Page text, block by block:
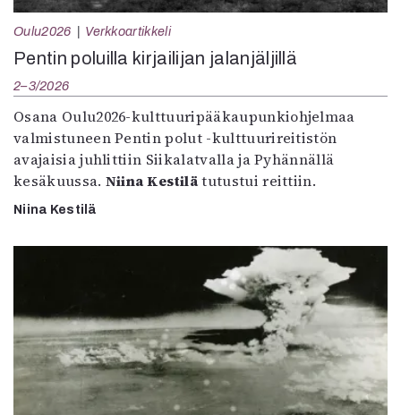
Oulu2026 Verkkoartikkeli
Pentin poluilla kirjailijan jalanjäljillä
2–3/2026
Osana Oulu2026-kulttuuripääkaupunkiohjelmaa
valmistuneen Pentin polut -kulttuurireitistön
avajaisia juhlittiin Siikalatvalla ja Pyhännällä
kesäkuussa. Niina Kestilätutustui reittiin.
Niina Kestilä